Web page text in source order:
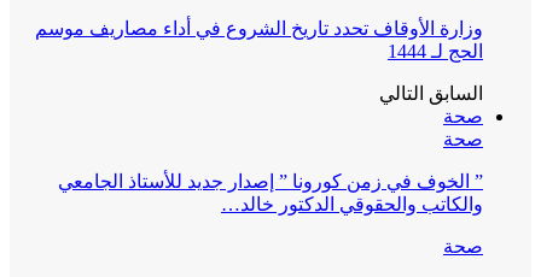
وزارة الأوقاف تحدد تاريخ الشروع في أداء مصاريف موسم
الحج لـ 1444
السابق التالي
صحة
صحة
” الخوف في زمن كورونا ” إصدار جديد للأستاذ الجامعي
والكاتب والحقوقي الدكتور خالد…
صحة